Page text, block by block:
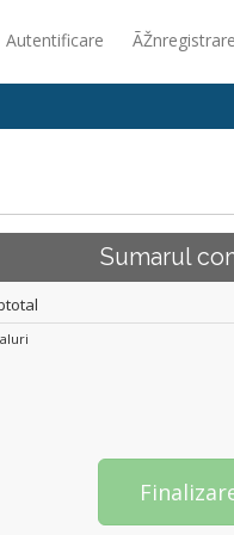
Autentificare ÃŽnregistrare
Sumarul